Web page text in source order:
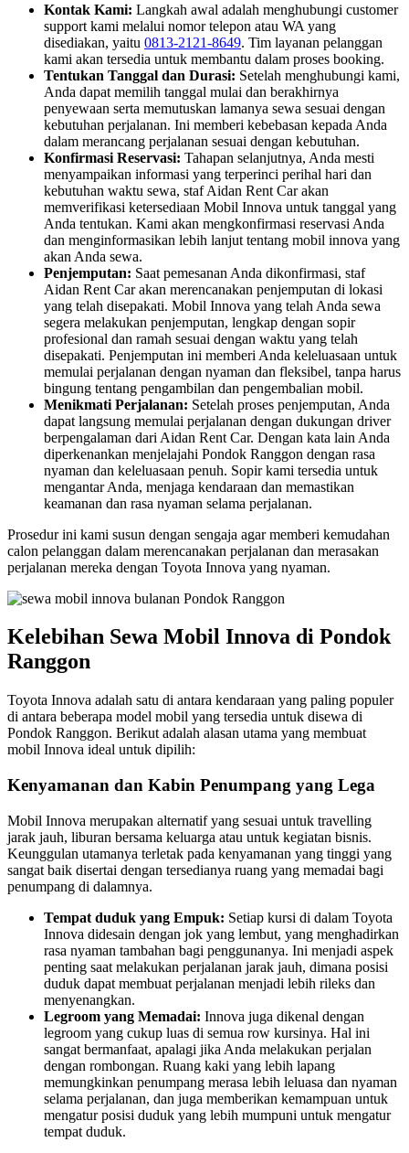
Kontak Kami: Langkah awal adalah menghubungi customer
support kami melalui nomor telepon atau WA yang
disediakan, yaitu 0813-2121-8649. Tim layanan pelanggan
kami akan tersedia untuk membantu dalam proses booking.
Tentukan Tanggal dan Durasi: Setelah menghubungi kami,
Anda dapat memilih tanggal mulai dan berakhirnya
penyewaan serta memutuskan lamanya sewa sesuai dengan
kebutuhan perjalanan. Ini memberi kebebasan kepada Anda
dalam merancang perjalanan sesuai dengan kebutuhan.
Konfirmasi Reservasi: Tahapan selanjutnya, Anda mesti
menyampaikan informasi yang terperinci perihal hari dan
kebutuhan waktu sewa, staf Aidan Rent Car akan
memverifikasi ketersediaan Mobil Innova untuk tanggal yang
Anda tentukan. Kami akan mengkonfirmasi reservasi Anda
dan menginformasikan lebih lanjut tentang mobil innova yang
akan Anda sewa.
Penjemputan: Saat pemesanan Anda dikonfirmasi, staf
Aidan Rent Car akan merencanakan penjemputan di lokasi
yang telah disepakati. Mobil Innova yang telah Anda sewa
segera melakukan penjemputan, lengkap dengan sopir
profesional dan ramah sesuai dengan waktu yang telah
disepakati. Penjemputan ini memberi Anda keleluasaan untuk
memulai perjalanan dengan nyaman dan fleksibel, tanpa harus
bingung tentang pengambilan dan pengembalian mobil.
Menikmati Perjalanan: Setelah proses penjemputan, Anda
dapat langsung memulai perjalanan dengan dukungan driver
berpengalaman dari Aidan Rent Car. Dengan kata lain Anda
diperkenankan menjelajahi Pondok Ranggon dengan rasa
nyaman dan keleluasaan penuh. Sopir kami tersedia untuk
mengantar Anda, menjaga kendaraan dan memastikan
keamanan dan rasa nyaman selama perjalanan.
Prosedur ini kami susun dengan sengaja agar memberi kemudahan
calon pelanggan dalam merencanakan perjalanan dan merasakan
perjalanan mereka dengan Toyota Innova yang nyaman.
Kelebihan Sewa Mobil Innova di Pondok
Ranggon
Toyota Innova adalah satu di antara kendaraan yang paling populer
di antara beberapa model mobil yang tersedia untuk disewa di
Pondok Ranggon. Berikut adalah alasan utama yang membuat
mobil Innova ideal untuk dipilih:
Kenyamanan dan Kabin Penumpang yang Lega
Mobil Innova merupakan alternatif yang sesuai untuk travelling
jarak jauh, liburan bersama keluarga atau untuk kegiatan bisnis.
Keunggulan utamanya terletak pada kenyamanan yang tinggi yang
sangat baik disertai dengan tersedianya ruang yang memadai bagi
penumpang di dalamnya.
Tempat duduk yang Empuk: Setiap kursi di dalam Toyota
Innova didesain dengan jok yang lembut, yang menghadirkan
rasa nyaman tambahan bagi penggunanya. Ini menjadi aspek
penting saat melakukan perjalanan jarak jauh, dimana posisi
duduk dapat membuat perjalanan menjadi lebih rileks dan
menyenangkan.
Legroom yang Memadai: Innova juga dikenal dengan
legroom yang cukup luas di semua row kursinya. Hal ini
sangat bermanfaat, apalagi jika Anda melakukan perjalan
dengan rombongan. Ruang kaki yang lebih lapang
memungkinkan penumpang merasa lebih leluasa dan nyaman
selama perjalanan, dan juga memberikan kemampuan untuk
mengatur posisi duduk yang lebih mumpuni untuk mengatur
tempat duduk.